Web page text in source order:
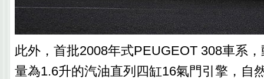
此外，首批2008年式PEUGEOT 308車系
量為1.6升的汽油直列四缸16氣門引擎，自